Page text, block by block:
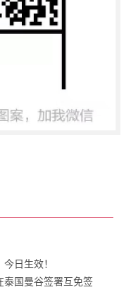
日生效！
泰国曼谷签署互免签